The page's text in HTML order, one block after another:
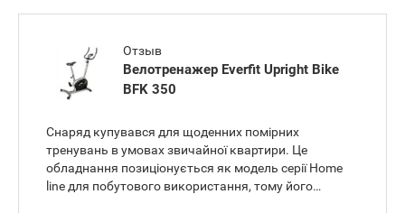
Отзыв
Велотренажер Everfit Upright Bike
BFK 350
Снаряд купувався для щоденних помірних
тренувань в умовах звичайної квартири. Це
обладнання позиціонується як модель серії Home
line для побутового використання, тому його